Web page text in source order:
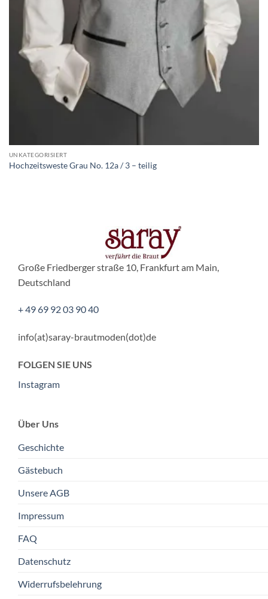
UNKATEGORISIERT
Hochzeitsweste Grau No. 12a / 3 – teilig
Große Friedberger straße 10, Frankfurt am Main,
Deutschland
+ 49 69 92 03 90 40
info(at)saray-brautmoden(dot)de
FOLGEN SIE UNS
Instagram
Über Uns
Geschichte
Gästebuch
Unsere AGB
Impressum
FAQ
Datenschutz
Widerrufsbelehrung